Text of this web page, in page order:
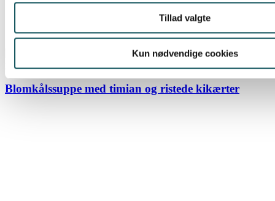
Tillad valgte
Kun nødvendige cookies
Blomkålssuppe med timian og ristede kikærter